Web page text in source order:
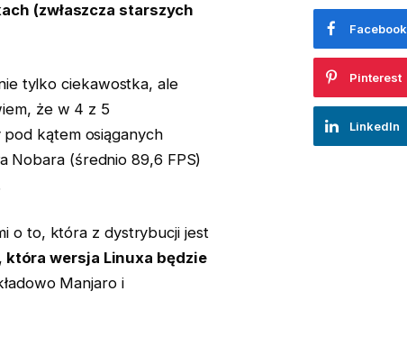
(zwłaszcza starszych
tylko ciekawostka, ale
że w 4 z 5
kątem osiąganych
Nobara (średnio 89,6 FPS)
o to, która z dystrybucji jest
która wersja Linuxa będzie
Manjaro i
Facebook
Pinterest
LinkedIn